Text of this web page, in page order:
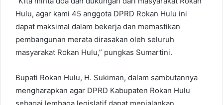
Hulu, agar kami 45 anggota DPRD Rokan Hulu ini
dapat maksimal dalam bekerja dan memastikan
pembangunan merata dirasakan oleh seluruh
masyarakat Rokan Hulu,” pungkas Sumartini.
Bupati Rokan Hulu, H. Sukiman, dalam sambutannya
mengharapkan agar DPRD Kabupaten Rokan Hulu